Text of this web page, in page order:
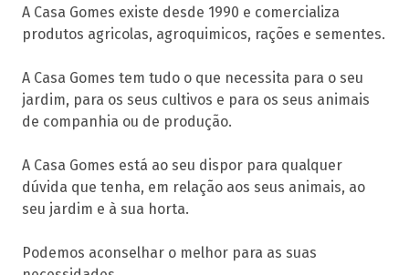
A Casa Gomes existe desde 1990 e comercializa
produtos agricolas, agroquimicos, rações e sementes.
A Casa Gomes tem tudo o que necessita para o seu
jardim, para os seus cultivos e para os seus animais
de companhia ou de produção.
A Casa Gomes está ao seu dispor para qualquer
dúvida que tenha, em relação aos seus animais, ao
seu jardim e à sua horta.
Podemos aconselhar o melhor para as suas